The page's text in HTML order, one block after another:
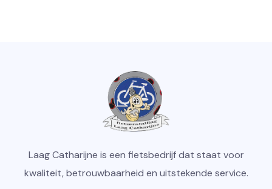
Laag Catharijne is een fietsbedrijf dat staat voor
kwaliteit, betrouwbaarheid en uitstekende service.